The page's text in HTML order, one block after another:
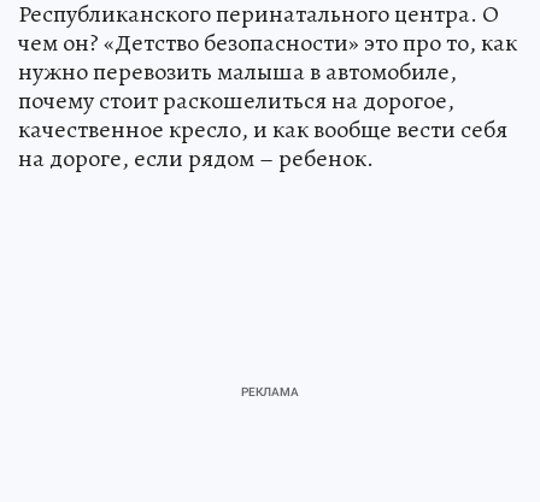
Республиканского перинатального центра. О
чем он? «Детство безопасности» это про то, как
нужно перевозить малыша в автомобиле,
почему стоит раскошелиться на дорогое,
качественное кресло, и как вообще вести себя
на дороге, если рядом – ребенок.